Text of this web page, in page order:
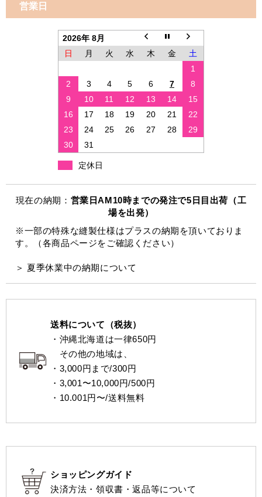
営業日
2026年 8月
日
月 火 水 木 金
土
1
2
3 4 5 6 7
8
9
10 11 12 13 14
15
16
17 18 19 20 21
22
23
24 25 26 27 28
29
30
31
定休日
現在の納期： 営業日AM10時までの発注で5日目出荷（工
場を出発）
※一部の特殊な縫製仕様はプラスの納期を頂いておりま
す。（各商品ページをご確認ください）
＞ 夏季休業中の納期について
送料について（税抜）
・沖縄北海道は一律650円
その他の地域は、
・3,000円まで/300円
・3,001〜10,000円/500円
・10.001円〜/送料無料
ショッピングガイド
決済方法・領収書・返品等について